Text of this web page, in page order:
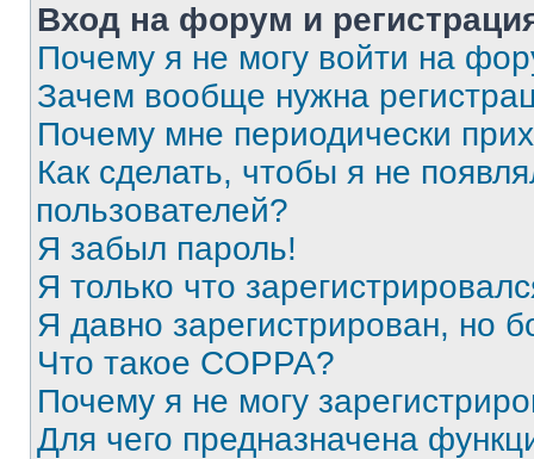
Вход на форум и
Почему я не могу войти на
Зачем вообще нужна
Почему мне периодически
Как сделать, чтобы я не
пользователей?
Я забыл пароль!
Я только что
Я давно зарегистрирован, но
Что такое COPPA?
Почему я не могу
Для чего предназначена